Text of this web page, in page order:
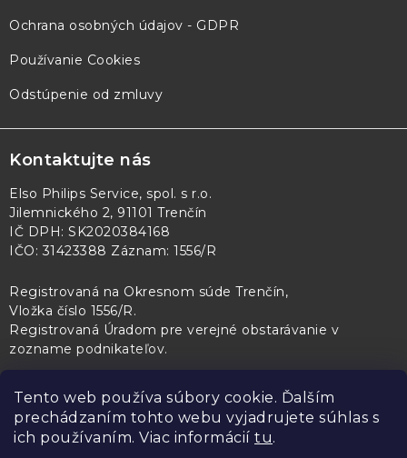
Tento web používa súbory cookie. Ďalším
prechádzaním tohto webu vyjadrujete súhlas s
ich používaním. Viac informácií tu.
Ochrana osobných údajov - GDPR
Používanie Cookies
Odstúpenie od zmluvy
Kontaktujte nás
Elso Philips Service, spol. s r.o.
Jilemnického 2, 91101 Trenčín
IČ DPH: SK2020384168
IČO: 31423388 Záznam: 1556/R
Registrovaná na Okresnom súde Trenčín,
Vložka číslo 1556/R.
Registrovaná Úradom pre verejné obstarávanie v
zozname podnikateľov.
PL Servis Kontroltech Technický skúšobný ústav Piešťany